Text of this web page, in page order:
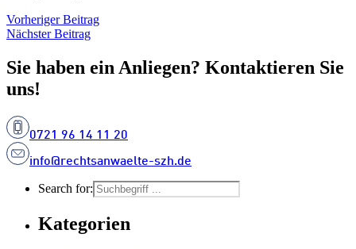
Vorheriger Beitrag
Nächster Beitrag
Sie haben ein Anliegen? Kontaktieren Sie
uns!
0721 96 14 11 20
info@rechtsanwaelte-szh.de
Search for:
Kategorien